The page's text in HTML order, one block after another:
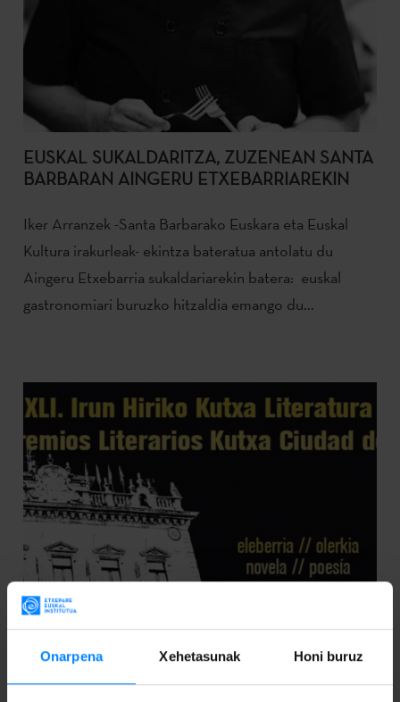
Onarpena Xehetasunak Honi buruz
EUSKAL SUKALDARITZA, ZUZENEAN SANTA
BARBARAN AINGERU ETXEBARRIAREKIN
Iker Arranzek -Santa Barbarako Euskara eta Euskal
Kultura irakurleak- ekintza bateratua antolatu du
Aingeru Etxebarria sukaldariarekin batera: euskal
gastronomiari buruzko hitzaldia emango du...